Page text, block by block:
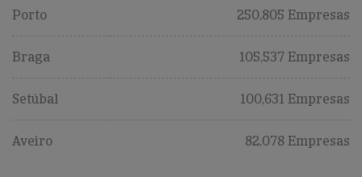
Porto 250,805 Empresas
Braga 105,537 Empresas
Setúbal 100,631 Empresas
Aveiro 82,078 Empresas